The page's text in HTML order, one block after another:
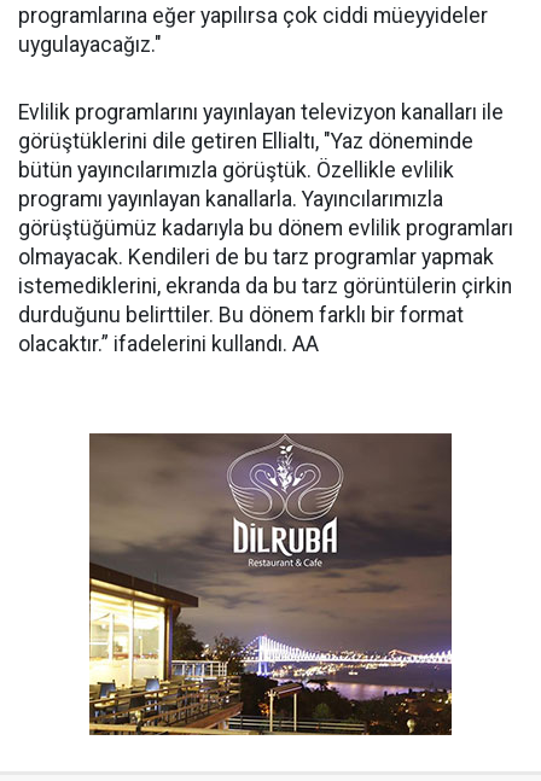
programlarına eğer yapılırsa çok ciddi müeyyideler
uygulayacağız."
Evlilik programlarını yayınlayan televizyon kanalları ile
görüştüklerini dile getiren Ellialtı, "Yaz döneminde
bütün yayıncılarımızla görüştük. Özellikle evlilik
programı yayınlayan kanallarla. Yayıncılarımızla
görüştüğümüz kadarıyla bu dönem evlilik programları
olmayacak. Kendileri de bu tarz programlar yapmak
istemediklerini, ekranda da bu tarz görüntülerin çirkin
durduğunu belirttiler. Bu dönem farklı bir format
olacaktır.” ifadelerini kullandı. AA